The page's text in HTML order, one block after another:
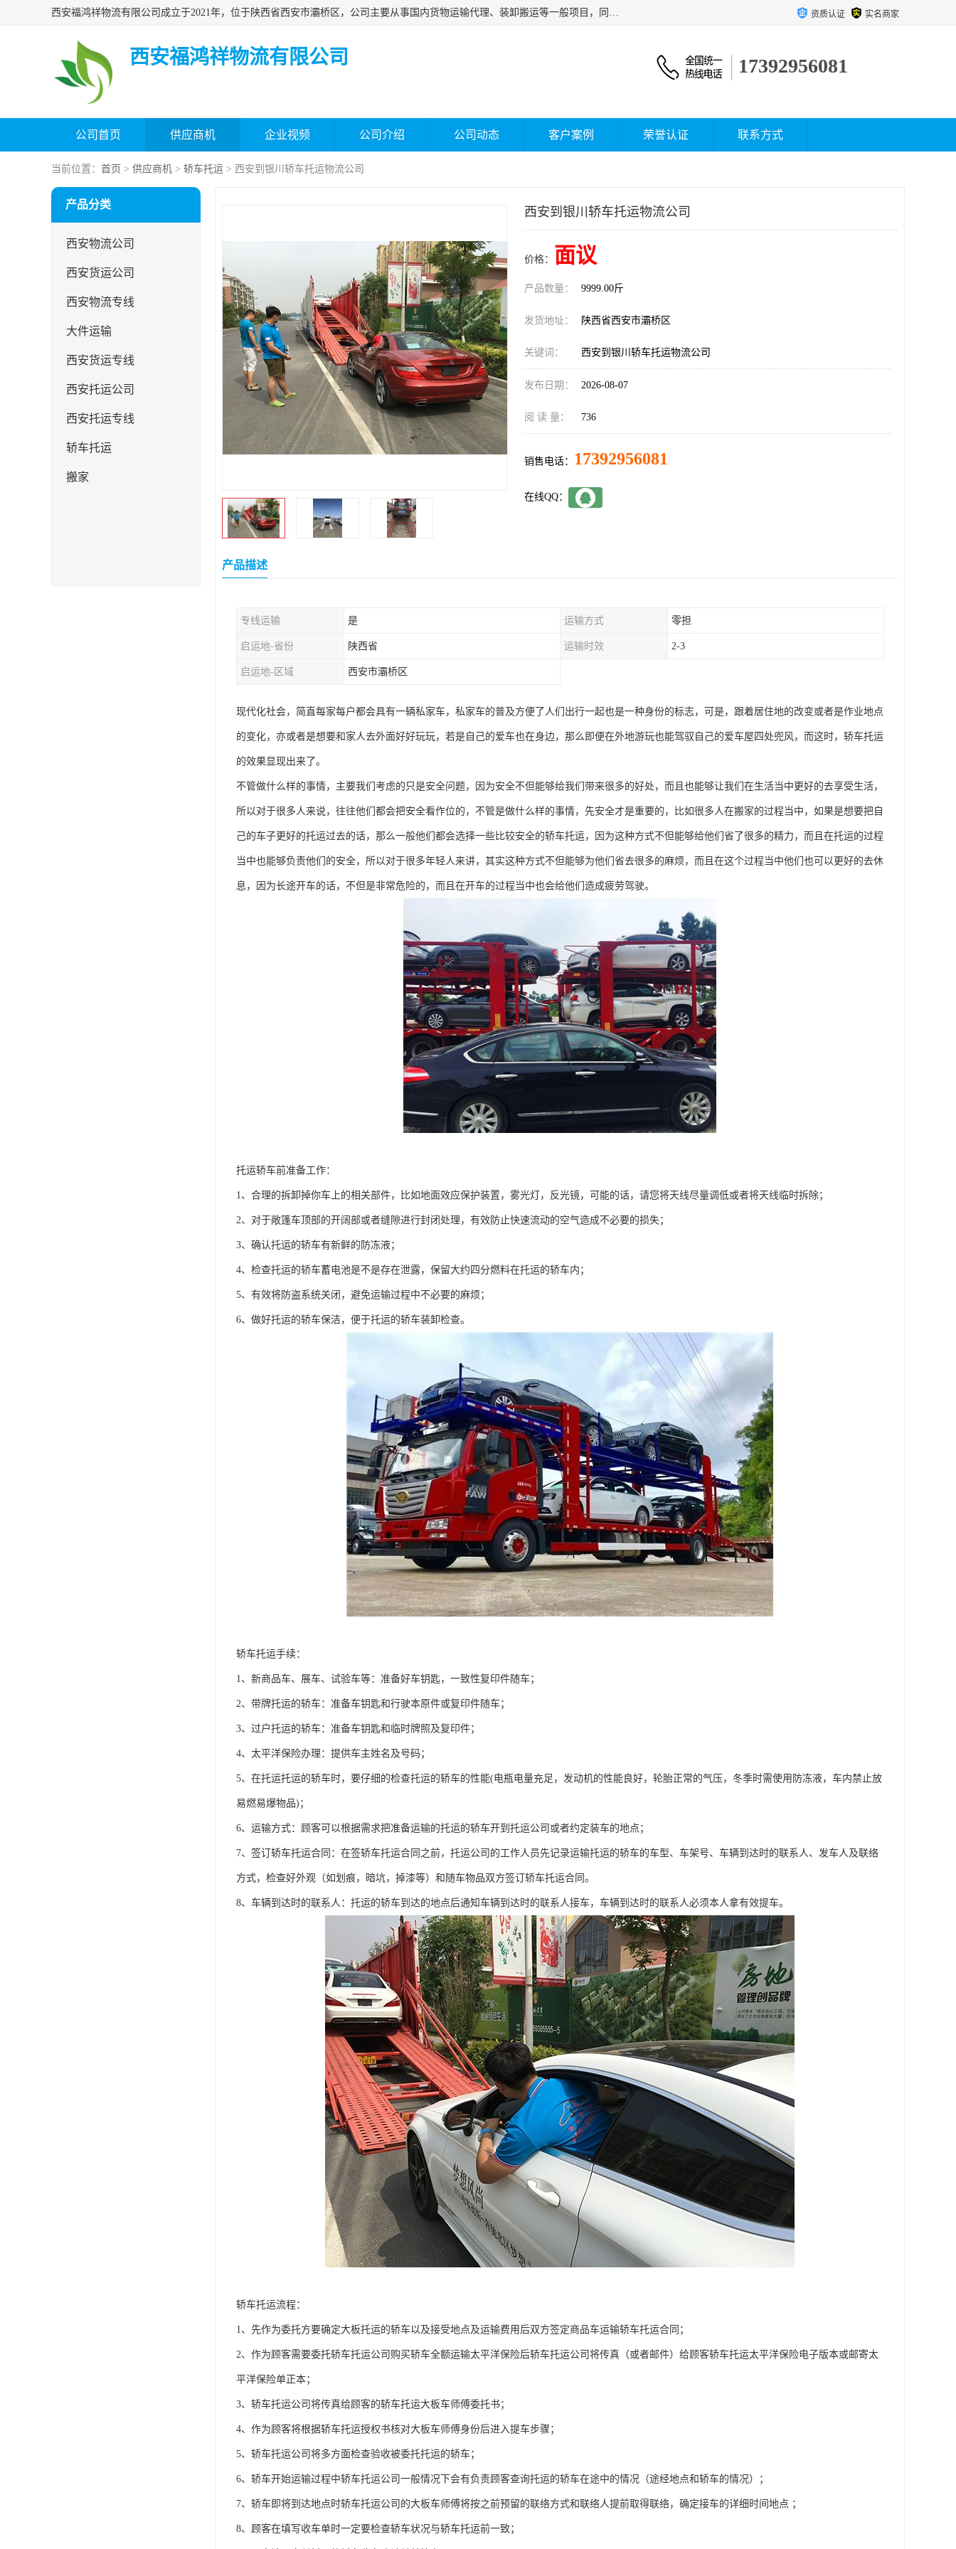
西安福鸿祥物流有限公司成立于2021年，位于陕西省西安市灞桥区，公司主要从事国内货物运输代理、装卸搬运等一般项目，同时具备道路货物运输（不含危险货物）的许可资质。凭借专业的物流服务和*的运输能力，公司致力于为客户提供安全、可靠的物流解决方案，满足多样化的运输需求，助力企业*运营。 资质认证 实名商家
西安福鸿祥物流有限公司 17392956081
公司首页 供应商机 企业视频 公司介绍 公司动态 客户案例 荣誉认证 联系方式
当前位置： 首页 > 供应商机 > 轿车托运 > 西安到银川轿车托运物流公司
产品分类
西安物流公司
西安货运公司
西安物流专线
大件运输
西安货运专线
西安托运公司
西安托运专线
轿车托运
搬家
西安到银川轿车托运物流公司
价格： 面议
产品数量： 9999.00斤
发货地址： 陕西省西安市灞桥区
关键词： 西安到银川轿车托运物流公司
发布日期： 2026-08-07
阅 读 量： 736
销售电话： 17392956081
在线QQ：
产品描述
专线运输 是 运输方式 零担
启运地-省份 陕西省 运输时效 2-3
启运地-区域 西安市灞桥区
现代化社会，简直每家每户都会具有一辆私家车，私家车的普及方便了人们出行一起也是一种身份的标志，可是，跟着居住地的改变或者是作业地点
的变化，亦或者是想要和家人去外面好好玩玩，若是自己的爱车也在身边，那么即便在外地游玩也能驾驭自己的爱车屋四处兜风，而这时，轿车托运
的效果显现出来了。
不管做什么样的事情，主要我们考虑的只是安全问题，因为安全不但能够给我们带来很多的好处，而且也能够让我们在生活当中更好的去享受生活，
所以对于很多人来说，往往他们都会把安全看作位的，不管是做什么样的事情，先安全才是重要的，比如很多人在搬家的过程当中，如果是想要把自
己的车子更好的托运过去的话，那么一般他们都会选择一些比较安全的轿车托运，因为这种方式不但能够给他们省了很多的精力，而且在托运的过程
当中也能够负责他们的安全，所以对于很多年轻人来讲，其实这种方式不但能够为他们省去很多的麻烦，而且在这个过程当中他们也可以更好的去休
息，因为长途开车的话，不但是非常危险的，而且在开车的过程当中也会给他们造成疲劳驾驶。
托运轿车前准备工作：
1、合理的拆卸掉你车上的相关部件，比如地面效应保护装置，雾光灯，反光镜，可能的话，请您将天线尽量调低或者将天线临时拆除；
2、对于敞篷车顶部的开阔部或者缝隙进行封闭处理，有效防止快速流动的空气造成不必要的损失；
3、确认托运的轿车有新鲜的防冻液；
4、检查托运的轿车蓄电池是不是存在泄露，保留大约四分燃料在托运的轿车内；
5、有效将防盗系统关闭，避免运输过程中不必要的麻烦；
6、做好托运的轿车保洁，便于托运的轿车装卸检查。
轿车托运手续：
1、新商品车、展车、试验车等：准备好车钥匙，一致性复印件随车；
2、带牌托运的轿车：准备车钥匙和行驶本原件或复印件随车；
3、过户托运的轿车：准备车钥匙和临时牌照及复印件；
4、太平洋保险办理：提供车主姓名及号码；
5、在托运托运的轿车时，要仔细的检查托运的轿车的性能(电瓶电量充足，发动机的性能良好，轮胎正常的气压，冬季时需使用防冻液，车内禁止放
易燃易爆物品)；
6、运输方式：顾客可以根据需求把准备运输的托运的轿车开到托运公司或者约定装车的地点；
7、签订轿车托运合同：在签轿车托运合同之前，托运公司的工作人员先记录运输托运的轿车的车型、车架号、车辆到达时的联系人、发车人及联络
方式，检查好外观（如划痕，暗坑，掉漆等）和随车物品双方签订轿车托运合同。
8、车辆到达时的联系人：托运的轿车到达的地点后通知车辆到达时的联系人接车，车辆到达时的联系人必须本人拿有效提车。
轿车托运流程：
1、先作为委托方要确定大板托运的轿车以及接受地点及运输费用后双方签定商品车运输轿车托运合同；
2、作为顾客需要委托轿车托运公司购买轿车全额运输太平洋保险后轿车托运公司将传真（或者邮件）给顾客轿车托运太平洋保险电子版本或邮寄太
平洋保险单正本；
3、轿车托运公司将传真给顾客的轿车托运大板车师傅委托书；
4、作为顾客将根据轿车托运授权书核对大板车师傅身份后进入提车步骤；
5、轿车托运公司将多方面检查验收被委托托运的轿车；
6、轿车开始运输过程中轿车托运公司一般情况下会有负责顾客查询托运的轿车在途中的情况（途经地点和轿车的情况）；
7、轿车即将到达地点时轿车托运公司的大板车师傅将按之前预留的联络方式和联络人提前取得联络，确定接车的详细时间地点 ；
8、顾客在填写收车单时一定要检查轿车状况与轿车托运前一致；